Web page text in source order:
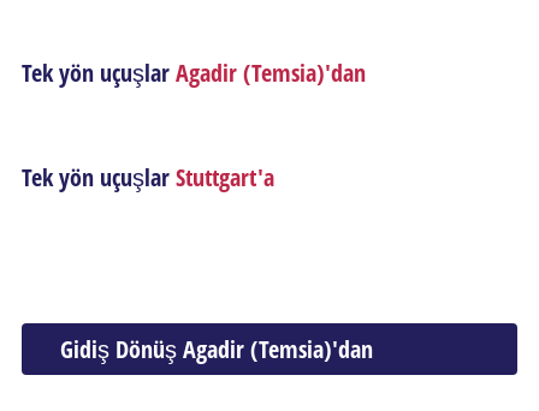
Tek yön uçuşlarAgadir (Temsia)'dan
Tek yön uçuşlarStuttgart'a
Gidiş Dönüş Agadir (Temsia)'dan